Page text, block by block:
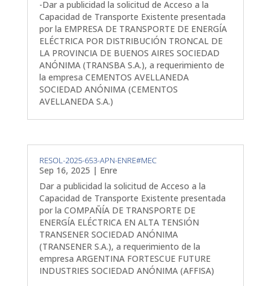
-Dar a publicidad la solicitud de Acceso a la
Capacidad de Transporte Existente presentada
por la EMPRESA DE TRANSPORTE DE ENERGÍA
ELÉCTRICA POR DISTRIBUCIÓN TRONCAL DE
LA PROVINCIA DE BUENOS AIRES SOCIEDAD
ANÓNIMA (TRANSBA S.A.), a requerimiento de
la empresa CEMENTOS AVELLANEDA
SOCIEDAD ANÓNIMA (CEMENTOS
AVELLANEDA S.A.)
RESOL-2025-653-APN-ENRE#MEC
Sep 16, 2025 | Enre
Dar a publicidad la solicitud de Acceso a la
Capacidad de Transporte Existente presentada
por la COMPAÑÍA DE TRANSPORTE DE
ENERGÍA ELÉCTRICA EN ALTA TENSIÓN
TRANSENER SOCIEDAD ANÓNIMA
(TRANSENER S.A.), a requerimiento de la
empresa ARGENTINA FORTESCUE FUTURE
INDUSTRIES SOCIEDAD ANÓNIMA (AFFISA)